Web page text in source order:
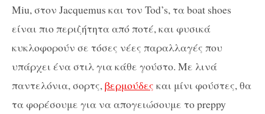
Miu, στον Jacquemus και τον Tod’s, τα boat shoes
είναι πιο περιζήτητα από ποτέ, και φυσικά
κυκλοφορούν σε τόσες νέες παραλλαγές που
υπάρχει ένα στιλ για κάθε γούστο. Με λινά
παντελόνια, σορτς,βερμούδες και μίνι φούστες, θα
τα φορέσουμε για να απογειώσουμε το preppy